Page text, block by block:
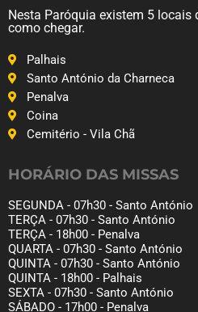
Nesta Paróquia existem 5 locais
como chegar.
Palhais
Santo António da Charneca
Penalva
Coina
Cemitério - Vila Chã
HORÁRIO DAS MISSAS
SEGUNDA - 07h30 - Santo António
TERÇA - 07h30 - Santo António
TERÇA - 18h00 - Penalva
QUARTA - 07h30 - Santo António
QUINTA - 07h30 - Santo António
QUINTA - 18h00 - Palhais
SEXTA - 07h30 - Santo António
SÁBADO - 17h00 - Penalva